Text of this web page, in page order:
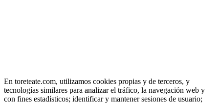
En toreteate.com, utilizamos cookies propias y de terceros, y
tecnologías similares para analizar el tráfico, la navegación web y
con fines estadísticos; identificar y mantener sesiones de usuario;